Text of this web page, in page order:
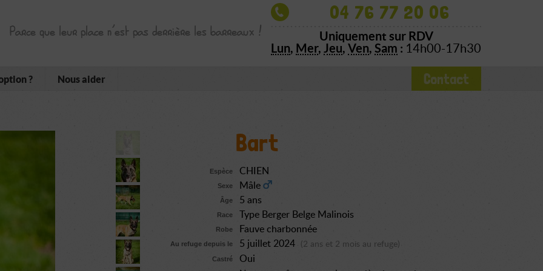
Parce que leur place n’est pas derrière les barreaux !
04 76 77 20 06
Uniquement sur RDV
Lun, Mer, Jeu, Ven, Sam : 14h00-17h30
? Nous aider Contact
Bart
Espèce CHIEN
Sexe Mâle
Âge 5 ans
Race Type Berger Belge Malinois
Robe Fauve charbonnée
Au refuge depuis le 5 juillet 2024 (2 ans et 2 mois au refuge)
Castré Oui